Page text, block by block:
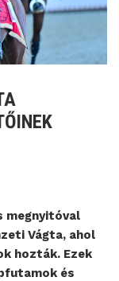
megnyitóval
Vágta, ahol
hozták. Ezek
és